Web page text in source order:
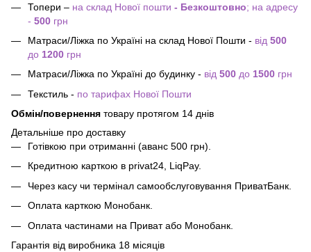
Топери – на склад Нової пошти - Безкоштовно; на адресу
- 500 грн
Матраси/Ліжка по Україні на склад Нової Пошти - від 500
до 1200 грн
Матраси/Ліжка по Україні до будинку - від 500 до 1500 грн
Текстиль - по тарифах Нової Пошти
Обмін/повернення товару протягом 14 днів
Детальніше про доставку
Готівкою при отриманні (аванс 500 грн).
Кредитною карткою в privat24, LiqPay.
Через касу чи термінал самообслуговування ПриватБанк.
Оплата карткою Монобанк.
Оплата частинами на Приват або Монобанк.
Гарантія від виробника 18 місяців